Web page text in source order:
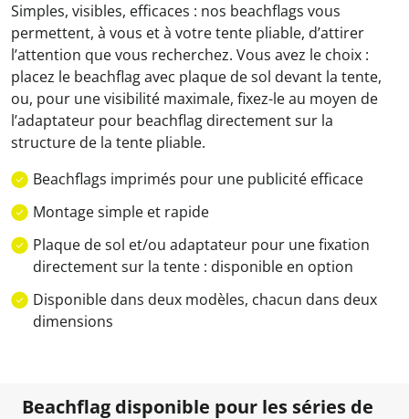
Simples, visibles, efficaces : nos beachflags vous
permettent, à vous et à votre tente pliable, d’attirer
l’attention que vous recherchez. Vous avez le choix :
placez le beachflag avec plaque de sol devant la tente,
ou, pour une visibilité maximale, fixez-le au moyen de
l’adaptateur pour beachflag directement sur la
structure de la tente pliable.
Beachflags imprimés pour une publicité efficace
Montage simple et rapide
Plaque de sol et/ou adaptateur pour une fixation
directement sur la tente : disponible en option
Disponible dans deux modèles, chacun dans deux
dimensions
Beachflag disponible pour les séries de